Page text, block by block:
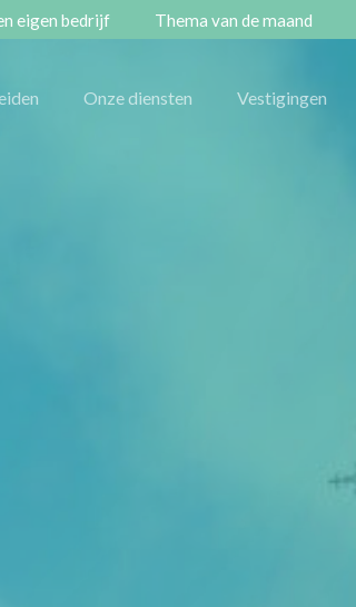
eigen bedrijf Thema van de maand
Onze diensten Vestigingen